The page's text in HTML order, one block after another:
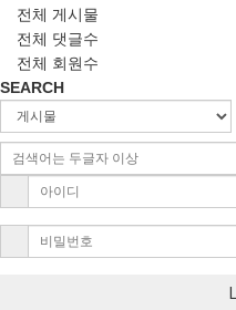
전체 게시물
전체 댓글수
전체 회원수
SEARCH